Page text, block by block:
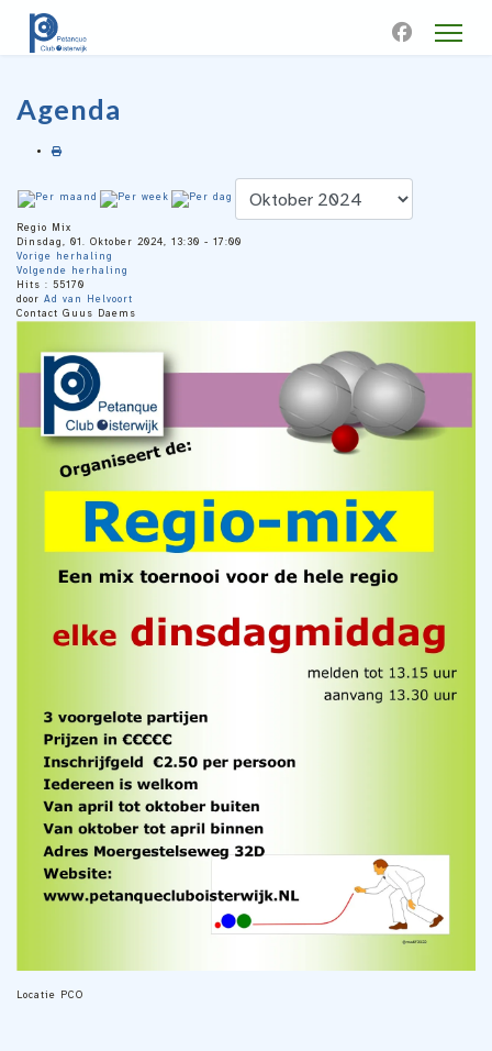
Agenda
Regio Mix
Dinsdag, 01. Oktober 2024, 13:30 - 17:00
Vorige herhaling
Volgende herhaling
Hits : 55170
door Ad van Helvoort
Contact Guus Daems
Locatie PCO